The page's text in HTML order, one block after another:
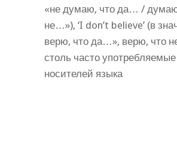
«не думаю, что да… /
не…»), ‘I don’t believe’ (в
верю, что да…», верю, что
столь часто употребляемые
носителей языка